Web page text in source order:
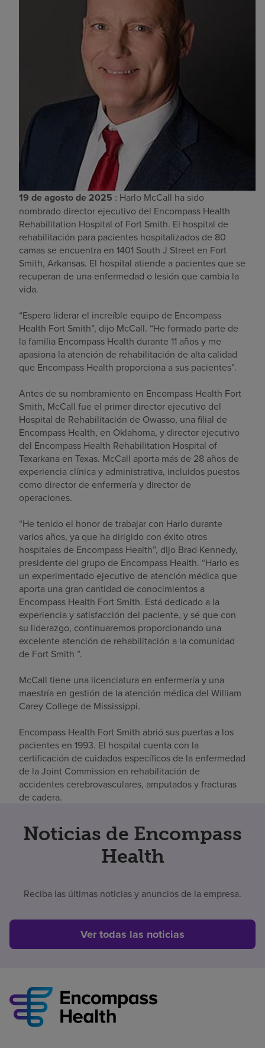
Pagar mi factura
19 de agosto de 2025 : Harlo McCall ha sido
nombrado director ejecutivo del Encompass Health
Rehabilitation Hospital of Fort Smith. El hospital de
rehabilitación para pacientes hospitalizados de 80
camas se encuentra en 1401 South J Street en Fort
Smith, Arkansas. El hospital atiende a pacientes que se
recuperan de una enfermedad o lesión que cambia la
vida.
“Espero liderar el increíble equipo de Encompass
Health Fort Smith”, dijo McCall. “He formado parte de
la familia Encompass Health durante 11 años y me
apasiona la atención de rehabilitación de alta calidad
que Encompass Health proporciona a sus pacientes”.
Antes de su nombramiento en Encompass Health Fort
Smith, McCall fue el primer director ejecutivo del
Hospital de Rehabilitación de Owasso, una filial de
Encompass Health, en Oklahoma, y director ejecutivo
del Encompass Health Rehabilitation Hospital of
Texarkana en Texas. McCall aporta más de 28 años de
experiencia clínica y administrativa, incluidos puestos
como director de enfermería y director de
operaciones.
“He tenido el honor de trabajar con Harlo durante
varios años, ya que ha dirigido con éxito otros
hospitales de Encompass Health”, dijo Brad Kennedy,
presidente del grupo de Encompass Health. “Harlo es
un experimentado ejecutivo de atención médica que
aporta una gran cantidad de conocimientos a
Encompass Health Fort Smith. Está dedicado a la
experiencia y satisfacción del paciente, y sé que con
su liderazgo, continuaremos proporcionando una
excelente atención de rehabilitación a la comunidad
de Fort Smith ”.
McCall tiene una licenciatura en enfermería y una
maestría en gestión de la atención médica del William
Carey College de Mississippi.
Encompass Health Fort Smith abrió sus puertas a los
pacientes en 1993. El hospital cuenta con la
certificación de cuidados específicos de la enfermedad
de la Joint Commission en rehabilitación de
accidentes cerebrovasculares, amputados y fracturas
de cadera.
Noticias de Encompass
Health
Reciba las últimas noticias y anuncios de la empresa.
Ver todas las noticias